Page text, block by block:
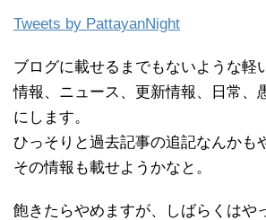
Tweets by PattayanNight
ブログに載せるまでもないような軽
情報、ニュース、更新情報、日常、
にします。
ひっそりと過去記事の追記なんかも
その情報も載せようかなと。
飽きたらやめますが、しばらくはや